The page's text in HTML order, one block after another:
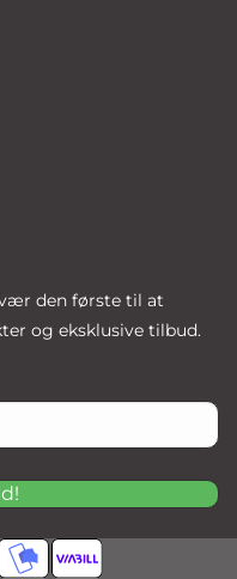
den første til at
og eksklusive tilbud.